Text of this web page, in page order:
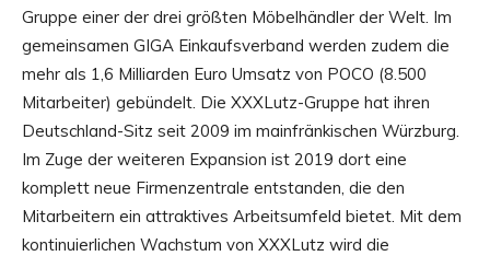
Gruppe einer der drei größten Möbelhändler der Welt. Im
gemeinsamen GIGA Einkaufsverband werden zudem die
mehr als 1,6 Milliarden Euro Umsatz von POCO (8.500
Mitarbeiter) gebündelt. Die XXXLutz-Gruppe hat ihren
Deutschland-Sitz seit 2009 im mainfränkischen Würzburg.
Im Zuge der weiteren Expansion ist 2019 dort eine
komplett neue Firmenzentrale entstanden, die den
Mitarbeitern ein attraktives Arbeitsumfeld bietet. Mit dem
kontinuierlichen Wachstum von XXXLutz wird die